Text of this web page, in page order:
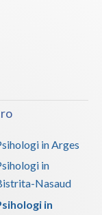
in Arges
in
Nasaud
in